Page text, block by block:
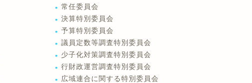
常任委員会
決算特別委員会
予算特別委員会
議員定数等調査特別委員会
少子化対策調査特別委員会
行財政運営調査特別委員会
広域連合に関する特別委員会